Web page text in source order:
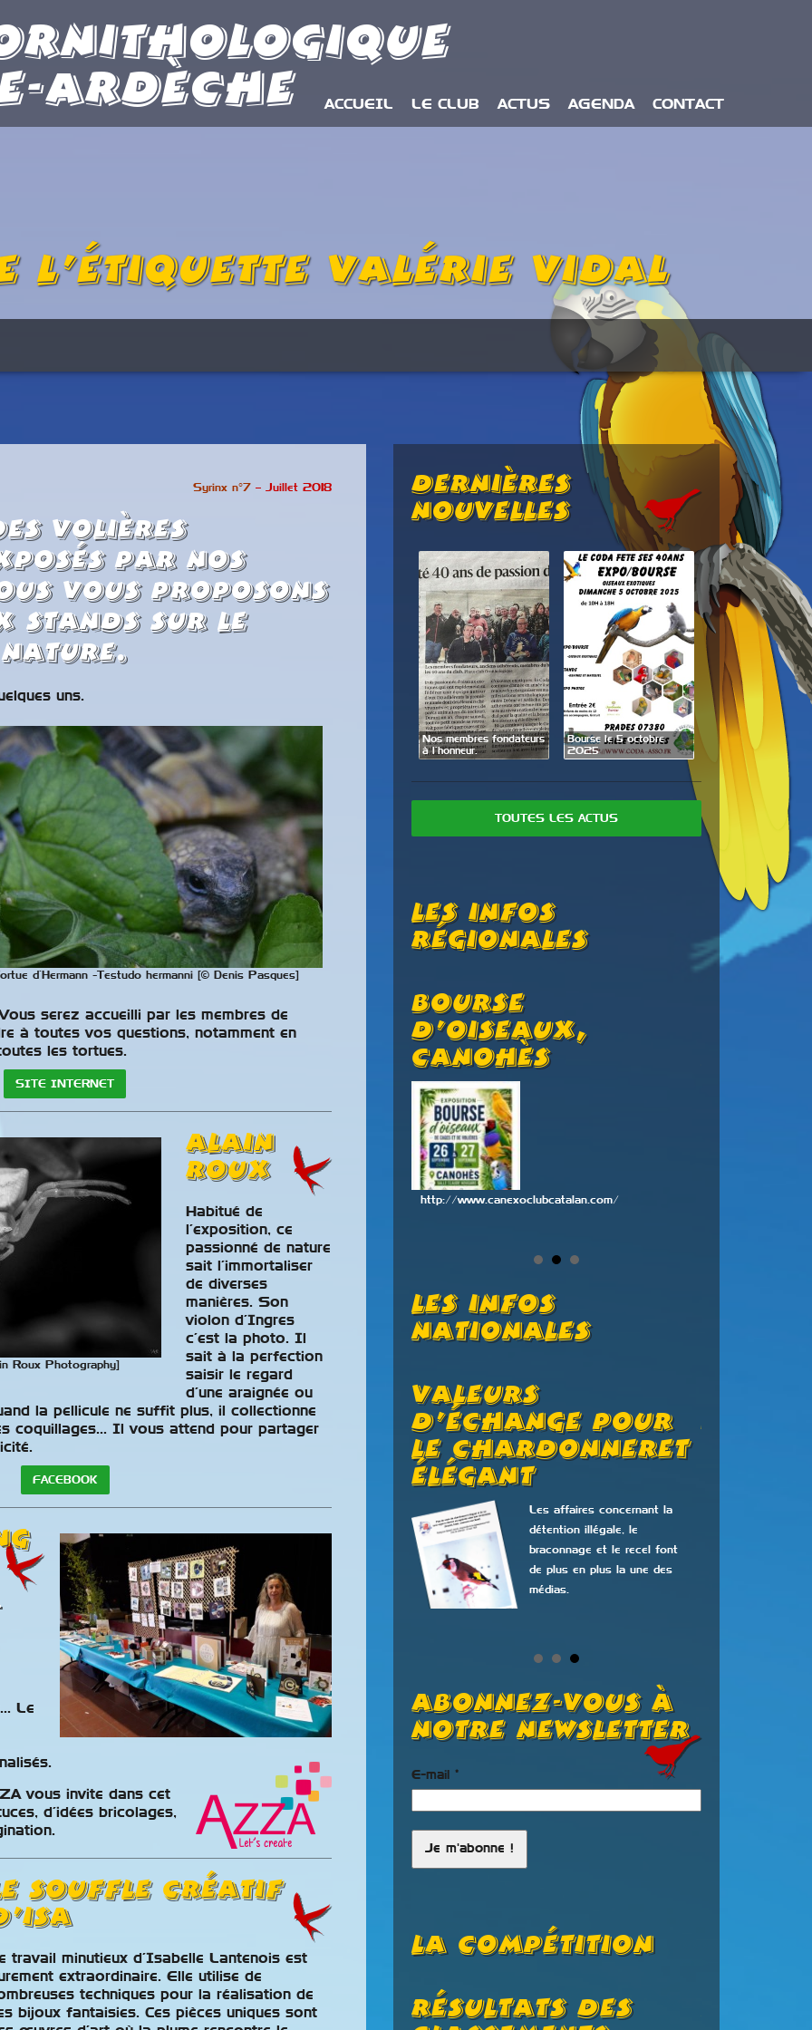
Ardèche
ACCUEIL LE CLUB ACTUS AGENDA CONTACT
l’étiquette Valérie Vidal
Syrinx n°7– Juillet 2018
volières
par nos
vous proposons
stands sur le
nature.
uns.
d’Hermann -Testudo hermanni [© Denis Pasques]
serez accueilli par les membres de
à toutes vos questions, notamment en
les tortues.
SITE INTERNET
Roux Photography]
Alain
ROUX
Habitué de
l’exposition, ce
passionné de nature
sait l’immortaliser
de diverses
manières. Son
violon d’Ingres
c’est la photo. Il
sait à la perfection
saisir le regard
d’une araignée ou
la pellicule ne suffit plus, il collectionne
coquillages… Il vous attend pour partager
FACEBOOK
Le
vous invite dans cet
d’idées bricolages,
Souffle Créatif
travail minutieux d’Isabelle Lantenois est
extraordinaire. Elle utilise de
techniques pour la réalisation de
bijoux fantaisies. Ces pièces uniques sont
Dernières
Nouvelles
Bourse les
et 28 septembre
Le parc des perroquets à
Bren
Rétrospective de 40 ans
Nos membres fondateurs
à l’honneur.
Bourse le 5 octobre
2025
Exposition Bourse
27 et 28
2025
TOUTES LES ACTUS
Les Infos
Régionales
Antibes 31
Octobre Et 01
Novembre 2026
Bourse
D’oiseaux,
Canohès
http://www.canexoclubcatalan.com/
Les Infos
Nationales
(Région
Centre Ouest)
du 15 au 17 mai le
Ornitho-Juge Et
Ornitho-Expo :
Expo.
Valeurs
D’échange Pour
Le Chardonneret
Élégant
Les affaires concernant la
détention illégale, le
braconnage et le recel font
de plus en plus la une des
médias.
Abonnez-vous à
notre newsletter
E-mail *
La Compétition
Championnat De
Résultats Des